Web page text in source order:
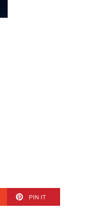
PIN IT